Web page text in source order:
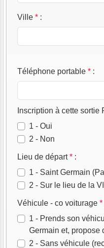
Ville * :
Téléphone portable * :
Inscription à cette
1 - Oui
2 - Non
Lieu de départ* :
1 - Saint Germain
2 - Sur le lieu de la
Véhicule - co voiturage *
1 - Prends son
Germain et, propose
2 - Sans véhicule